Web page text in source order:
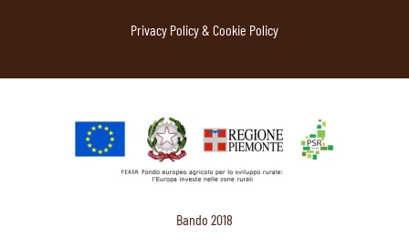
Privacy Policy & Cookie Policy
Bando 2018